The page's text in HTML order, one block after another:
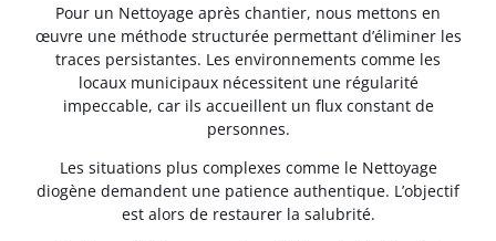
Pour un Nettoyage après chantier, nous mettons en
œuvre une méthode structurée permettant d’éliminer les
traces persistantes. Les environnements comme les
locaux municipaux nécessitent une régularité
impeccable, car ils accueillent un flux constant de
personnes.
Les situations plus complexes comme le Nettoyage
diogène demandent une patience authentique. L’objectif
est alors de restaurer la salubrité.